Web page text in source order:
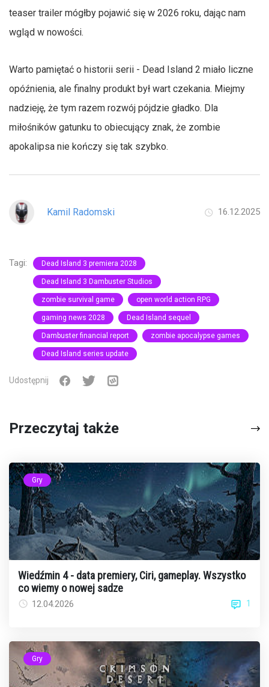
teaser trailer mógłby pojawić się w 2026 roku, dając nam
wgląd w nowości.
Warto pamiętać o historii serii - Dead Island 2 miało liczne
opóźnienia, ale finalny produkt był wart czekania. Miejmy
nadzieję, że tym razem rozwój pójdzie gładko. Dla
miłośników gatunku to obiecujący znak, że zombie
apokalipsa nie kończy się tak szybko.
Kamil Radomski 16.12.2025
Tagi: Dead Island 3 premiera 2028
Dead Island 3 Dambuster Studios
zombie survival game open world action RPG
gaming news 2028 Dead Island sequel
Dambuster financial report zombie apocalypse games
Dead Island series update
Udostępnij
Przeczytaj także
Gry
Wiedźmin 4 - data premiery, Ciri, gameplay. Wszystko
co wiemy o nowej sadze
12.04.2026 1
Gry